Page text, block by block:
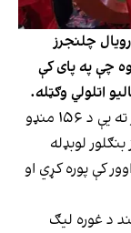
چلنجرز
چې په پای کې
اتلولي وګټله.
ګجرات ټایټنز لومړی توپ وهنه وکړه او بنګلور ته یې د ۱۵۶ منډو
لوبډله
چې ټاکل شوې موخه د لوبې په ۱۸م اوور کې پوره کړي او
د غوره لیګ